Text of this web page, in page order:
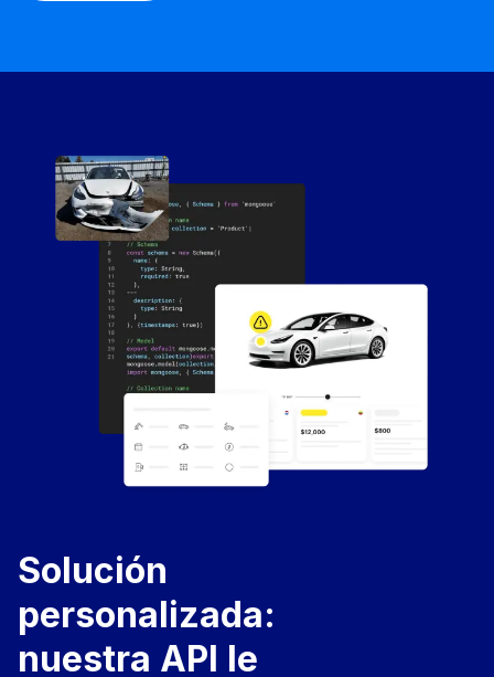
Solución
personalizada:
nuestra API le